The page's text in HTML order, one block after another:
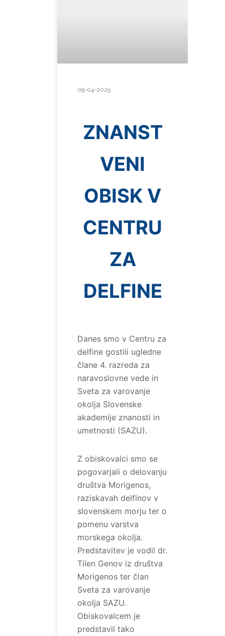
09-04-2025
ZNANST
VENI
OBISK V
CENTRU
ZA
DELFINE
Danes smo v Centru za
delfine gostili ugledne
člane 4. razreda za
naravoslovne vede in
Sveta za varovanje
okolja Slovenske
akademije znanosti in
umetnosti (SAZU).
Z obiskovalci smo se
pogovarjali o delovanju
društva Morigenos,
raziskavah delfinov v
slovenskem morju ter o
pomenu varstva
morskega okolja.
Predstavitev je vodil dr.
Tilen Genov iz društva
Morigenos ter član
Sveta za varovanje
okolja SAZU.
Obiskovalcem je
predstavil tako